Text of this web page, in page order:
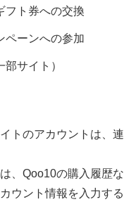
フト券への交換
ペーンへの参加
サイト）
トのアカウントは、連
、Qoo10の購入履歴な
ウント情報を入力する